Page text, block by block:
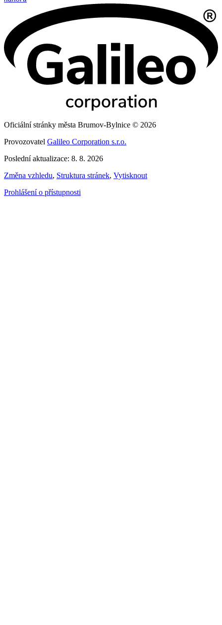
Oficiální stránky města Brumov-Bylnice © 2026
Provozovatel Galileo Corporation s.r.o.
Poslední aktualizace: 8. 8. 2026
Změna vzhledu, Struktura stránek, Vytisknout
Prohlášení o přístupnosti